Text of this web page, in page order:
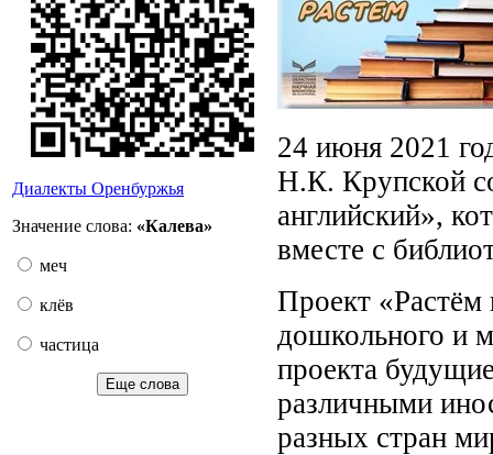
Диалекты Оренбуржья
Значение слова: «Калева»
меч
клёв
частица
Еще слова
24 июня 2021
Н.К. Крупской
английский»,
вместе с
Проект «Растём
дошкольного и
проекта
различными
разных стран